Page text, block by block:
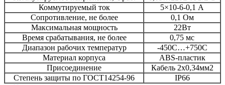
Коммутируемый ток
5×10-6-0,1 А
Сопротивление, не более
0,1 Ом
Максимальная мощность
22Вт
Время срабатывания, не более
0,75 мс
Диапазон рабочих температур
-450С…+750С
Материал корпуса
АBS-пластик
Присоединение
Кабель 2х0,34мм2
Степень защиты по ГОСТ14254-96
IР66